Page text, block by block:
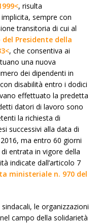
, risulta
sempre con
transitoria di cui al
del Presidente della
, che consentiva ai
una nuova
dei dipendenti in
disabilità entro i dodici
effettuato la predetta
datori di lavoro sono
la richiesta di
successivi alla data di
ma entro 60 giorni
entrata in vigore della
indicate dall’articolo 7
ministeriale n. 970 del
le organizzazioni
campo della solidarietà